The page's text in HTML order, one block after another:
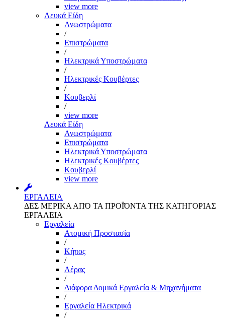
view more
Λευκά Είδη
Ανωστρώματα
/
Επιστρώματα
/
Ηλεκτρικά Υποστρώματα
/
Ηλεκτρικές Κουβέρτες
/
Κουβερλί
/
view more
Λευκά Είδη
Ανωστρώματα
Επιστρώματα
Ηλεκτρικά Υποστρώματα
Ηλεκτρικές Κουβέρτες
Κουβερλί
view more
ΕΡΓΑΛΕΙΑ
ΔΕΣ ΜΕΡΙΚΑ ΑΠΌ ΤΑ ΠΡΟΪΌΝΤΑ ΤΗΣ ΚΑΤΗΓΟΡΙΑΣ
ΕΡΓΑΛΕΙΑ
Εργαλεία
Aτομική Προστασία
/
Kήπος
/
Αέρας
/
Διάφορα Δομικά Εργαλεία & Μηχανήματα
/
Εργαλεία Ηλεκτρικά
/